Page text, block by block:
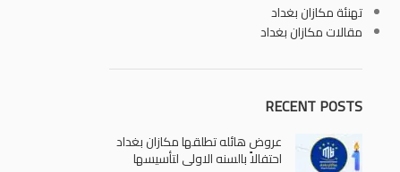
تهنئة مكازان بغداد
مقالات مكازان بغداد
RECENT POSTS
عروض هائله تطلقها مكازان بغداد
احتفالاً بالسنه الاولى لتأسيسها